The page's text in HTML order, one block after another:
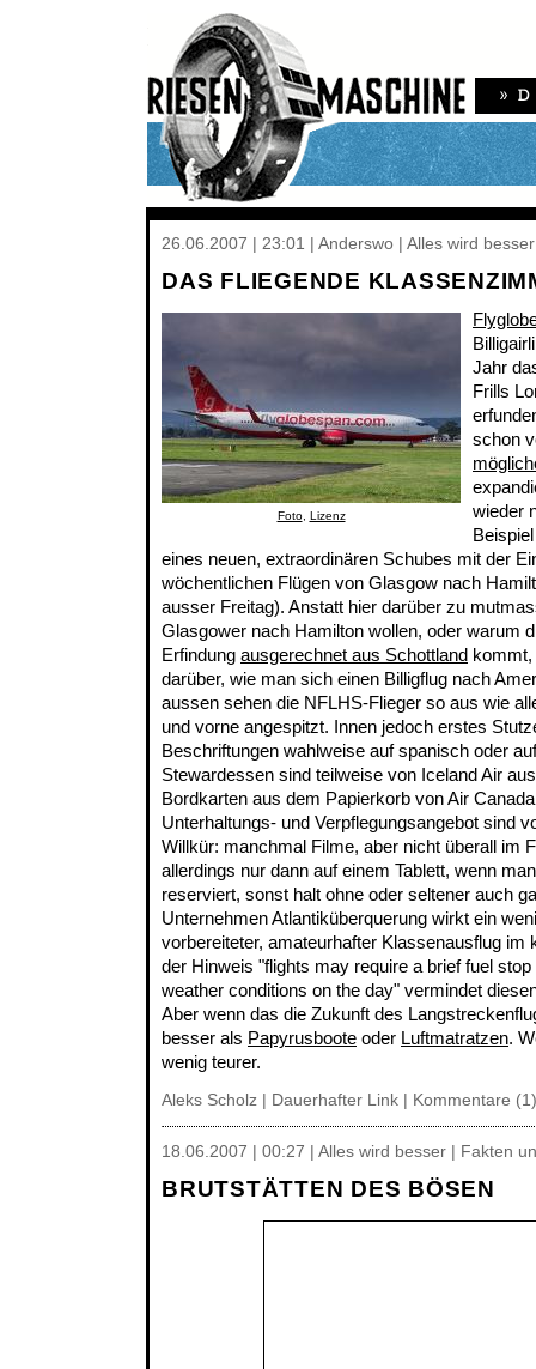
26.06.2007 | 23:01 | Anderswo | Alles wird besser
DAS FLIEGENDE
Foto, Lizenz
Jahr
Frills
schon
wieder
eines neuen, extraordinären Schubes mit der
wöchentlichen Flügen von Glasgow nach
ausser Freitag). Anstatt hier darüber zu
Glasgower nach Hamilton wollen, oder warum
Erfindung ausgerechnet aus Schottland kommt,
darüber, wie man sich einen Billigflug nach
aussen sehen die NFLHS-Flieger so aus wie
und vorne angespitzt. Innen jedoch erstes
Beschriftungen wahlweise auf spanisch oder
Stewardessen sind teilweise von Iceland Air
Bordkarten aus dem Papierkorb von Air
Unterhaltungs- und Verpflegungsangebot sind
Willkür: manchmal Filme, aber nicht überall im
allerdings nur dann auf einem Tablett, wenn
reserviert, sonst halt ohne oder seltener auch
Unternehmen Atlantiküberquerung wirkt ein
vorbereiteter, amateurhafter Klassenausflug im
der Hinweis "flights may require a brief fuel
weather conditions on the day" vermindet
Aber wenn das die Zukunft des
besser als Papyrusboote oder Luftmatratzen.
wenig teurer.
Aleks Scholz | Dauerhafter Link Kommentare (1)
18.06.2007 | 00:27 | Alles wird besser | Fakten
BRUTSTÄTTEN DES BÖSEN